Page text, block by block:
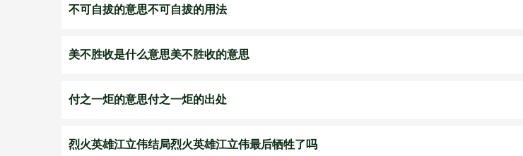
不可自拔的意思不可自拔的用法
美不胜收是什么意思美不胜收的意思
付之一炬的意思付之一炬的出处
烈火英雄江立伟结局烈火英雄江立伟最后牺牲了吗